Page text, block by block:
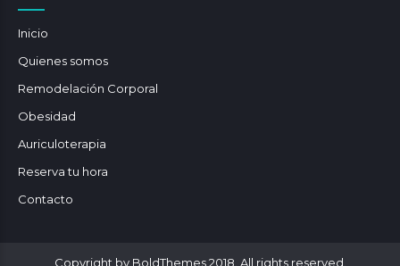
Inicio
Quienes somos
Remodelación Corporal
Obesidad
Auriculoterapia
Reserva tu hora
Contacto
Copyright by BoldThemes 2018. All rights reserved.